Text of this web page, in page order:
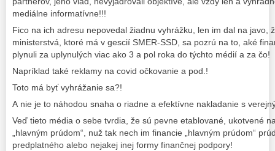
mediálne informatívne!!!
Fico na ich adresu nepovedal žiadnu vyhrážku, len im dal na javo,
ministerstvá, ktoré má v gescií SMER-SSD, sa pozrú na to, aké
plynuli za uplynulých viac ako 3 a pol roka do týchto médií a za čo!
Napríklad také reklamy na covid očkovanie a pod.!
Toto má byť vyhrážanie sa?!
A nie je to náhodou snaha o riadne a efektívne nakladanie s
Veď tieto média o sebe tvrdia, že sú pevne etablované, ukotvené
„hlavným prúdom“, nuž tak nech im financie „hlavným prúdom“
predplatného alebo nejakej inej formy finančnej podpory!